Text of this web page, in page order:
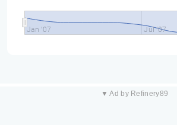
Jan '07 Jul '07
▼ Ad by Refinery89